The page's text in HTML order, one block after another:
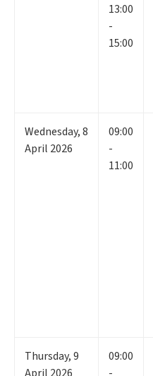
13:00
-
15:00
Wednesday,8
April 2026
09:00
-
11:00
Thursday,9
09:00